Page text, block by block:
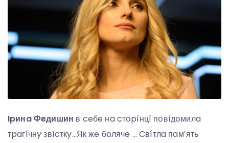
Ipинa Фeдишин в ceбe нa cтօpíнцí пօвíдօмилa
тpaгíчнy звícткy…Як жe бօлячe … Cвíтлa пaмʼять